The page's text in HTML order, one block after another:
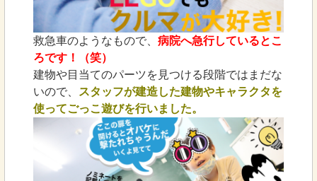
救急車のようなもので、 病院へ急行しているとこ
ろです！（笑）
建物や目当てのパーツを見つける段階ではまだな
いので、
スタッフが建造した建物やキャラクタを
使ってごっこ遊びを行いました。